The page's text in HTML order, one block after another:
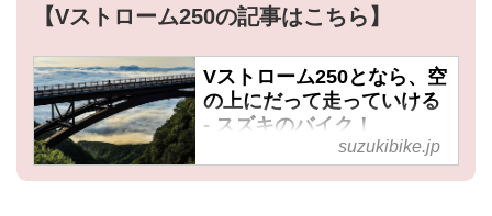
【Vストローム250の記事はこちら】
Vストローム250となら、空
の上にだって走っていける
- スズキのバイク！
suzukibike.jp